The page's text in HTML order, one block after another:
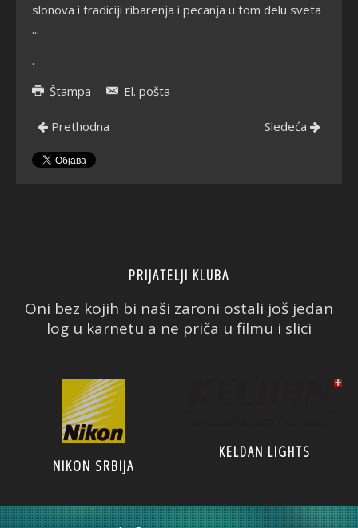
slonova i tradiciji ribarenja i pecanja u tom delu sveta
...
.
Štampa
El. pošta
Prethodna Sledeća
PRIJATELJI KLUBA
Oni bez kojih bi naši zaroni ostali još jedan
log u karnetu a ne priča u filmu i slici
NIKON SRBIJA
KELDAN LIGHTS